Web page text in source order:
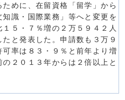
めに、在留資格「留学」から
識・国際業務」等へと変更を
５・７％増の２万５９４２人
と発表した。申請数も３万９
可率は８３・９％と前年より増
２０１３年からは２倍以上と